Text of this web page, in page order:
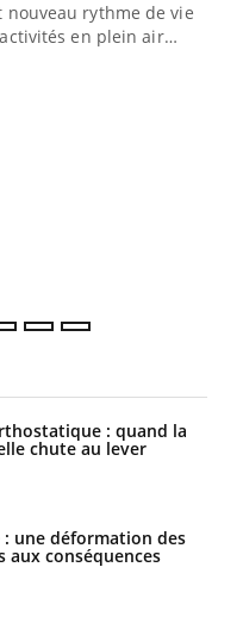
rythme de vie !
en plein air…
: quand la
chute au lever
: une déformation des
aux conséquences